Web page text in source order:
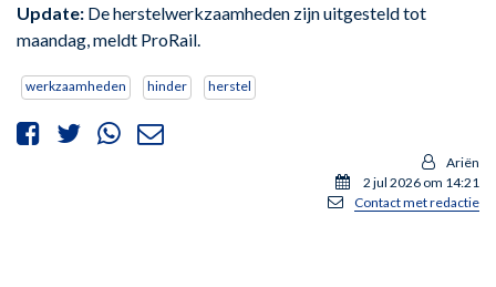
Update: De herstelwerkzaamheden zijn uitgesteld tot
maandag, meldt ProRail.
werkzaamheden hinder herstel
Ariën
2 jul 2026 om 14:21
Contact met redactie